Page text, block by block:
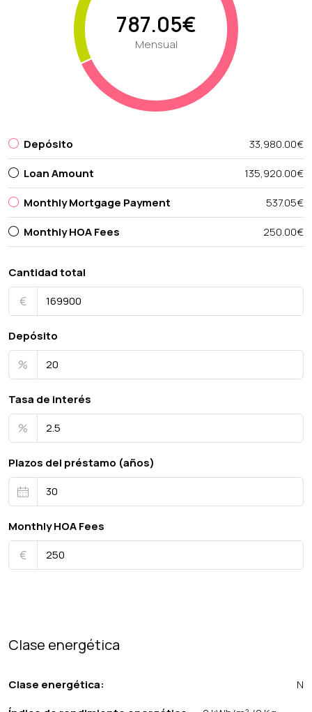
787.05€
Mensual
Depósito
33,980.00€
Loan Amount
135,920.00€
Monthly Mortgage Payment
537.05€
Monthly HOA Fees
250.00€
Cantidad total
€
Depósito
%
Tasa de interés
%
Plazos del préstamo (años)
Monthly HOA Fees
€
Clase energética
Clase energética:
N